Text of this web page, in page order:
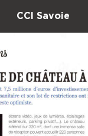
CCI Savoie